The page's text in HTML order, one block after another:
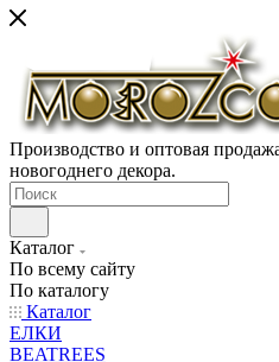
Производство и оптовая
новогоднего декора.
Каталог
По всему сайту
По каталогу
Каталог
ЕЛКИ
BEATREES